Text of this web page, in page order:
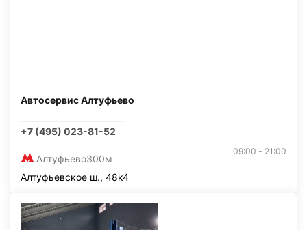
Автосервис Алтуфьево
+7 (495) 023-81-52
Алтуфьево300м
09:00 - 21:00
Алтуфьевское ш., 48к4